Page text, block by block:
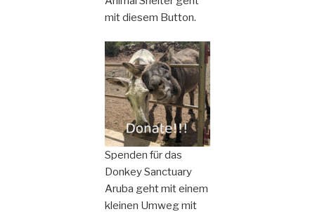
mit diesem Button.
Spenden für das
Donkey Sanctuary
Aruba geht mit einem
kleinen Umweg mit